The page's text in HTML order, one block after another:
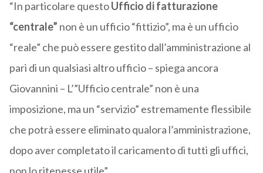
“In particolare questoUfficio di fatturazione
“centrale” non è un ufficio “fittizio”, ma è un ufficio
“reale” che può essere gestito dall’amministrazione al
pari di un qualsiasi altro ufficio – spiega ancora
Giovannini – L’”Ufficio centrale” non è una
imposizione, ma un “servizio” estremamente flessibile
che potrà essere eliminato qualora l’amministrazione,
dopo aver completato il caricamento di tutti gli uffici,